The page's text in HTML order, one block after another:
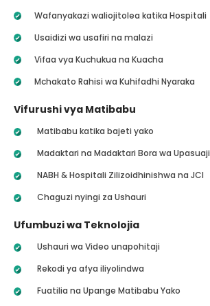
Wafanyakazi waliojitolea katika Hospitali
Usaidizi wa usafiri na malazi
Vifaa vya Kuchukua na Kuacha
Mchakato Rahisi wa Kuhifadhi Nyaraka
Vifurushi vya Matibabu
Matibabu katika bajeti yako
Madaktari na Madaktari Bora wa Upasuaji
NABH & Hospitali Zilizoidhinishwa na JCI
Chaguzi nyingi za Ushauri
Ufumbuzi wa Teknolojia
Ushauri wa Video unapohitaji
Rekodi ya afya iliyolindwa
Fuatilia na Upange Matibabu Yako